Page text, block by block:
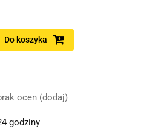
Do koszyka
ocen (dodaj)
godziny